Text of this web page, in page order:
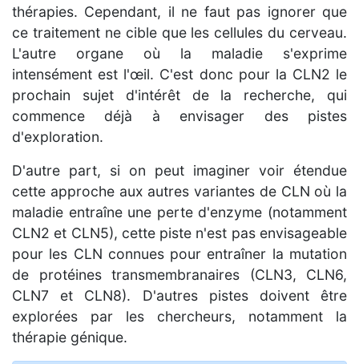
thérapies. Cependant, il ne faut pas ignorer que
ce traitement ne cible que les cellules du cerveau.
L'autre organe où la maladie s'exprime
intensément est l'œil. C'est donc pour la CLN2 le
prochain sujet d'intérêt de la recherche, qui
commence déjà à envisager des pistes
d'exploration.
D'autre part, si on peut imaginer voir étendue
cette approche aux autres variantes de CLN où la
maladie entraîne une perte d'enzyme (notamment
CLN2 et CLN5), cette piste n'est pas envisageable
pour les CLN connues pour entraîner la mutation
de protéines transmembranaires (CLN3, CLN6,
CLN7 et CLN8). D'autres pistes doivent être
explorées par les chercheurs, notamment la
thérapie génique.